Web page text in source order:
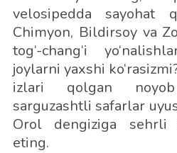
velosipedda sayohat
Chimyon, Bildirsoy va
tog‘-chang‘i
joylarni yaxshi
izlari qolgan
sarguzashtli safarlar
Orol dengiziga sehrli
eting.